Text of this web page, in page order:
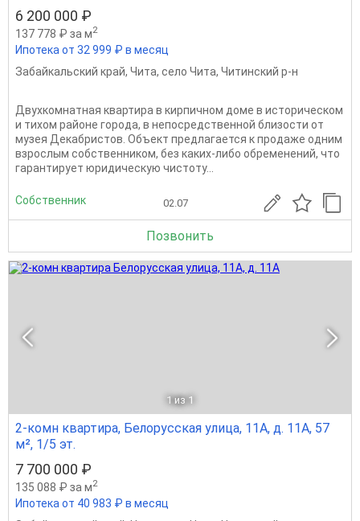
6 200 000 ₽
137 778 ₽ за м2
Ипотека от 32 999 ₽ в месяц
Забайкальский край, Чита, село Чита, Читинский р-н
Двухкомнатная квартира в кирпичном доме в историческом
и тихом районе города, в непосредственной близости от
музея Декабристов. Объект предлагается к продаже одним
взрослым собственником, без каких-либо обременений, что
гарантирует юридическую чистоту...
Собственник 02.07
Позвонить
1 из 1
2-комн квартира, Белорусская улица, 11А, д. 11А, 57
м², 1/5 эт.
7 700 000 ₽
135 088 ₽ за м2
Ипотека от 40 983 ₽ в месяц